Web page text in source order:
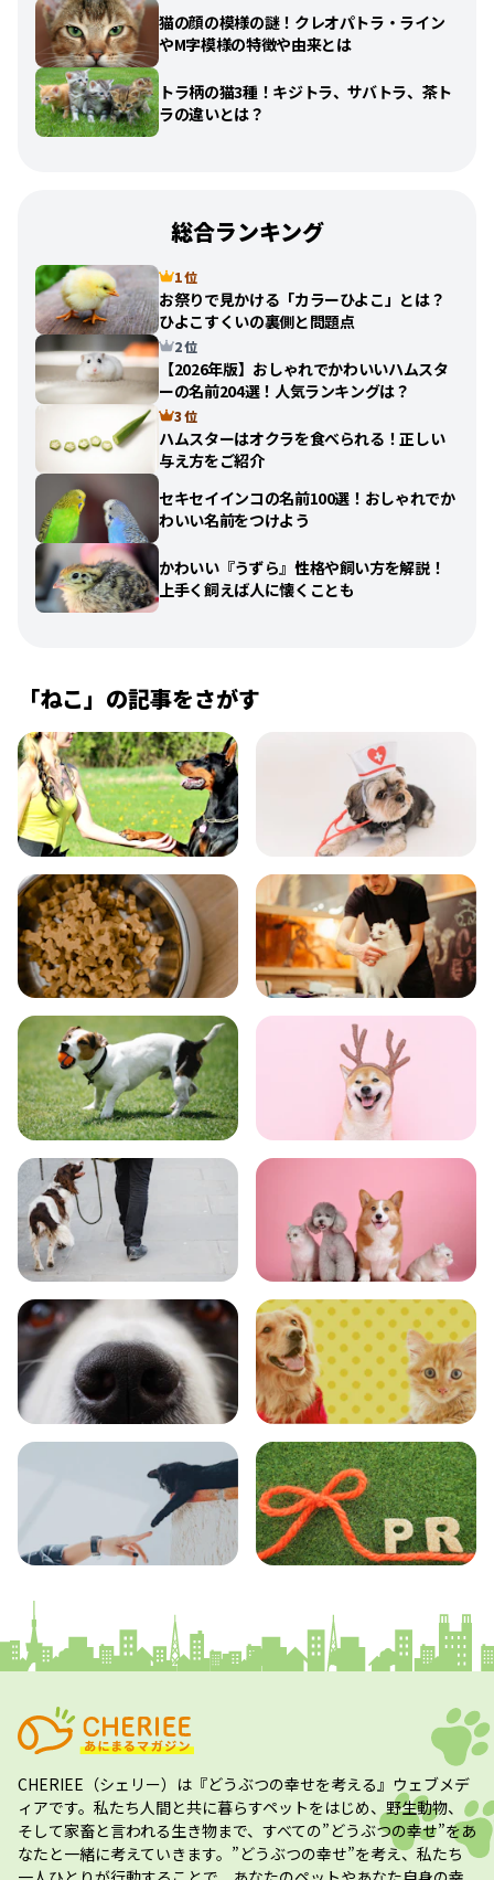
猫の顔の模様の謎！クレオパトラ・ライン
やM字模様の特徴や由来とは
トラ柄の猫3種！キジトラ、サバトラ、茶ト
ラの違いとは？
総合ランキング
1 位
お祭りで見かける「カラーひよこ」とは？
ひよこすくいの裏側と問題点
2 位
【2026年版】おしゃれでかわいいハムスタ
ーの名前204選！人気ランキングは？
3 位
ハムスターはオクラを食べられる！正しい
与え方をご紹介
セキセイインコの名前100選！おしゃれでか
わいい名前をつけよう
かわいい『うずら』性格や飼い方を解説！
上手く飼えば人に懐くことも
「ねこ」の記事をさがす
飼い方 健康
食事 お手入れ
トレーニング グッズ
おでかけ 図鑑
エンタメ クイズ
CHERIEE（シェリー） は『どうぶつの幸せを考える』ウェブメデ
ィアです。私たち人間と共に暮らすペットをはじめ、野生動物、
そして家畜と言われる生き物まで、すべての”どうぶつの幸せ”をあ
なたと一緒に考えていきます。”どうぶつの幸せ”を考え、私たち